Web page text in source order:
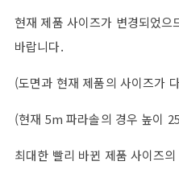
현재 제품 사이즈가 변경되었으
바랍니다.
(도면과 현재 제품의 사이즈가
(현재 5m 파라솔의 경우 높이
최대한 빨리 바뀐 제품 사이즈